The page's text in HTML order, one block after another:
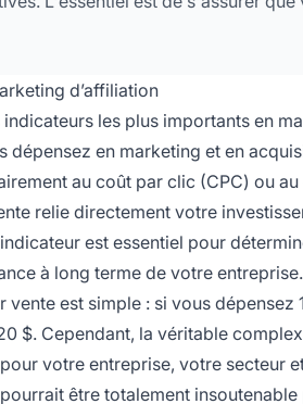
d’affiliation
indicateurs les plus importants en
dépensez en marketing et en
au coût par clic (CPC) ou
relie directement votre
est essentiel pour
à long terme de votre entreprise.
est simple : si vous
$. Cependant, la véritable
votre entreprise, votre secteur
être totalement